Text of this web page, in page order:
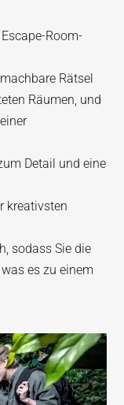
Room-
Rätsel
Räumen, und
Detail und eine
kreativsten
sodass Sie die
es zu einem